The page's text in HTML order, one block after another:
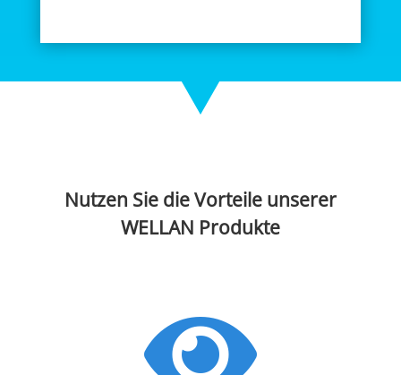
Nutzen Sie die Vorteile unserer
WELLAN Produkte